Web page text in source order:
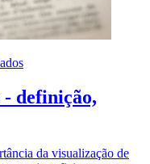
- definição,
da visualização de